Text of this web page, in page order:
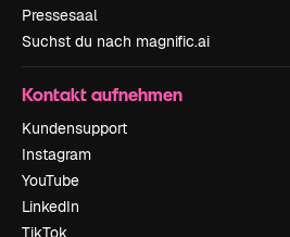
Pressesaal
Suchst du nach magnific.ai
Kontakt aufnehmen
Kundensupport
Instagram
YouTube
LinkedIn
TikTok